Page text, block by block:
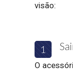
visão:
1
O